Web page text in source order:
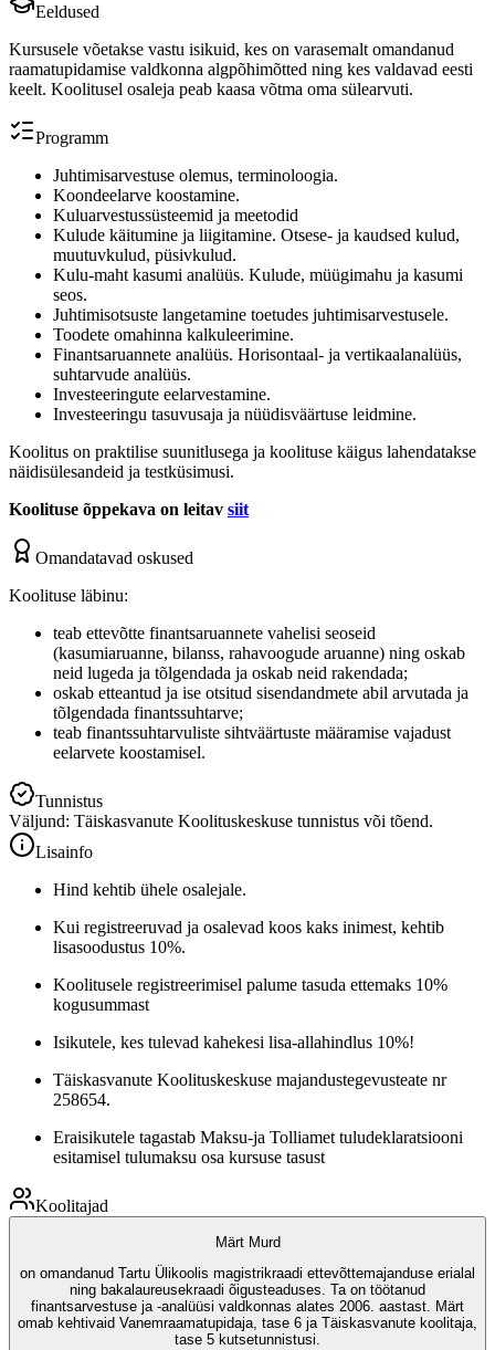
Eeldused
Kursusele võetakse vastu isikuid, kes on varasemalt omandanud
raamatupidamise valdkonna algpõhimõtted ning kes valdavad eesti
keelt. Koolitusel osaleja peab kaasa võtma oma sülearvuti.
Programm
Juhtimisarvestuse olemus, terminoloogia.
Koondeelarve koostamine.
Kuluarvestussüsteemid ja meetodid
Kulude käitumine ja liigitamine. Otsese- ja kaudsed kulud,
muutuvkulud, püsivkulud.
Kulu-maht kasumi analüüs. Kulude, müügimahu ja kasumi
seos.
Juhtimisotsuste langetamine toetudes juhtimisarvestusele.
Toodete omahinna kalkuleerimine.
Finantsaruannete analüüs. Horisontaal- ja vertikaalanalüüs,
suhtarvude analüüs.
Investeeringute eelarvestamine.
Investeeringu tasuvusaja ja nüüdisväärtuse leidmine.
Koolitus on praktilise suunitlusega ja koolituse käigus lahendatakse
näidisülesandeid ja testküsimusi.
Koolituse õppekava on leitav siit
Omandatavad oskused
Koolituse läbinu:
teab ettevõtte finantsaruannete vahelisi seoseid
(kasumiaruanne, bilanss, rahavoogude aruanne) ning oskab
neid lugeda ja tõlgendada ja oskab neid rakendada;
oskab etteantud ja ise otsitud sisendandmete abil arvutada ja
tõlgendada finantssuhtarve;
teab finantssuhtarvuliste sihtväärtuste määramise vajadust
eelarvete koostamisel.
Tunnistus
Väljund: Täiskasvanute Koolituskeskuse tunnistus või tõend.
Lisainfo
Hind kehtib ühele osalejale.
Kui registreeruvad ja osalevad koos kaks inimest, kehtib
lisasoodustus 10%.
Koolitusele registreerimisel palume tasuda ettemaks 10%
kogusummast
Isikutele, kes tulevad kahekesi lisa-allahindlus 10%!
Täiskasvanute Koolituskeskuse majandustegevusteate nr
258654.
Eraisikutele tagastab Maksu-ja Tolliamet tuludeklaratsiooni
esitamisel tulumaksu osa kursuse tasust
Koolitajad
Märt Murd
on omandanud Tartu Ülikoolis magistrikraadi ettevõttemajanduse erialal
ning bakalaureusekraadi õigusteaduses. Ta on töötanud
finantsarvestuse ja -analüüsi valdkonnas alates 2006. aastast. Märt
omab kehtivaid Vanemraamatupidaja, tase 6 ja Täiskasvanute koolitaja,
tase 5 kutsetunnistusi.